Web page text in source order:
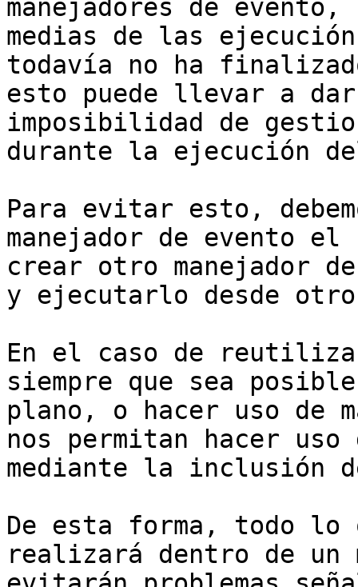
manejadores de
medias de las
todavía no ha
esto puede llevar a
imposibilidad de
durante la ejecución
Para evitar esto,
manejador de evento
crear otro manejador
y ejecutarlo desde otro
En el caso de
siempre que sea
plano, o hacer uso de
nos permitan hacer
mediante la inclusión
De esta forma, todo lo
realizará dentro de un